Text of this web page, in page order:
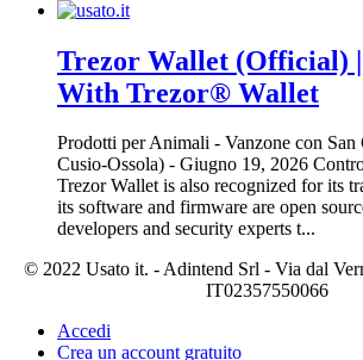
Trezor Wallet (Official)
With Trezor® Wallet
Prodotti per Animali - Vanzone con
Cusio-Ossola) - Giugno 19, 2026
Trezor Wallet is also recognized for its
its software and firmware are open
developers and security experts t...
© 2022 Usato it. - Adintend Srl - Via dal
IT02357550066
Accedi
Crea un account gratuito